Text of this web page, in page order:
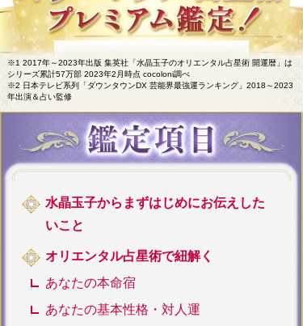
※1 2017年～2023年出版 集英社「水晶玉子のオリエンタル占星術 開運暦」は
シリーズ累計57万部 2023年2月時点 cocoloni調べ
※2 日本テレビ系列「ダウンタウンDX 芸能界最強運ランキング」2018～2023
年出演＆占い監修
水晶玉子からまずはじめにお伝えした
いこと
オリエンタル占星術で紐解く
あなたの本命宿
あなたの基本性格・対人運